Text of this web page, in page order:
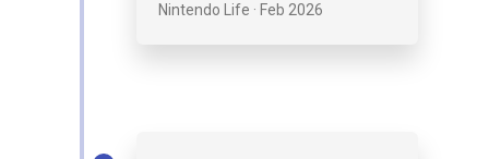
Nintendo Life · Feb 2026